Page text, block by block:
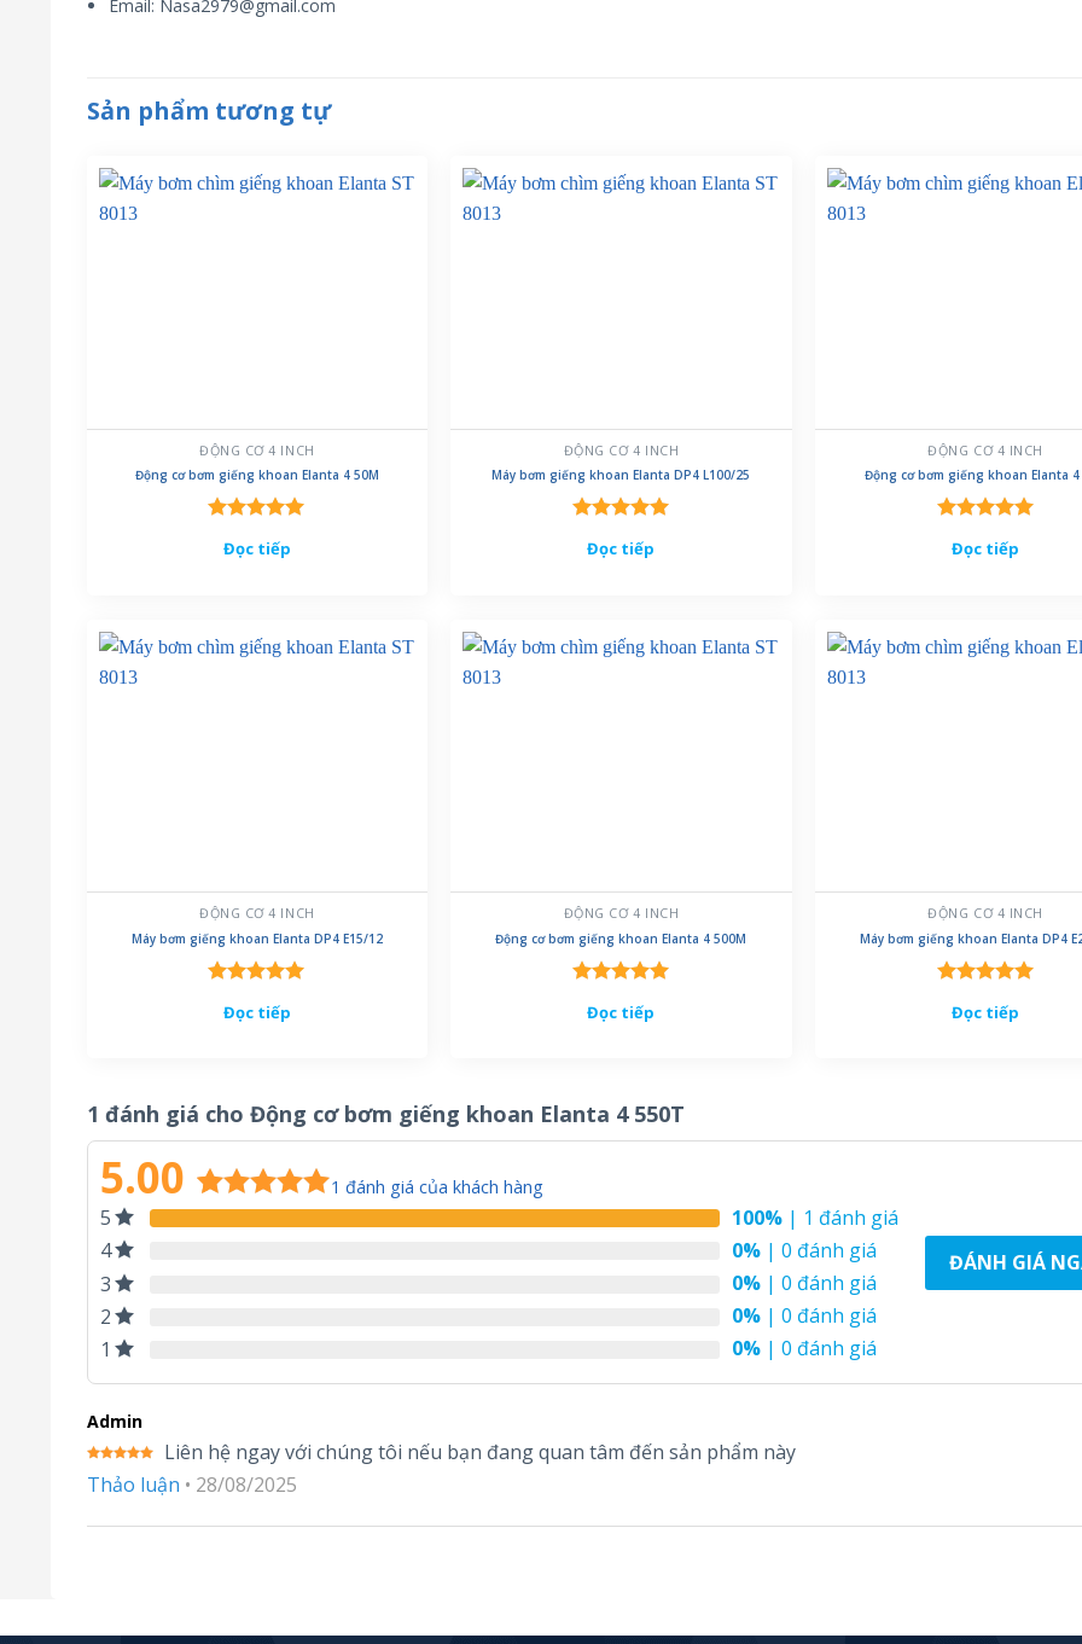
Email: Nasa2979@gmail.com
Sản phẩm tương tự
ĐỘNG CƠ 4 INCH
Động cơ bơm giếng khoan Elanta 4 50M
hạng 5.00
Đọc tiếp
ĐỘNG CƠ 4 INCH
Máy bơm giếng khoan Elanta DP4 L100/25
hạng 5.00
Đọc tiếp
ĐỘNG CƠ 4 INCH
Động cơ bơm giếng khoan Elanta 4
hạng 5.00
Đọc tiếp
ĐỘNG CƠ 4 INCH
Máy bơm giếng khoan Elanta DP4 E15/12
hạng 5.00
Đọc tiếp
ĐỘNG CƠ 4 INCH
Động cơ bơm giếng khoan Elanta 4 500M
hạng 5.00
Đọc tiếp
ĐỘNG CƠ 4 INCH
Máy bơm giếng khoan Elanta DP4
hạng 5.00
Đọc tiếp
1 đánh giá cho Động cơ bơm giếng khoan Elanta 4 550T
5.00 1 đánh giá của khách hàng
5 100% | 1 đánh giá
4
0% | 0 đánh giá
3
0% | 0 đánh giá
2
0% | 0 đánh giá
1
0% | 0 đánh giá
ĐÁNH GIÁ
Admin
hạng55
Liên hệ ngay với chúng tôi nếu bạn đang quan tâm đến sản phẩm này
Thảo luận • 28/08/2025